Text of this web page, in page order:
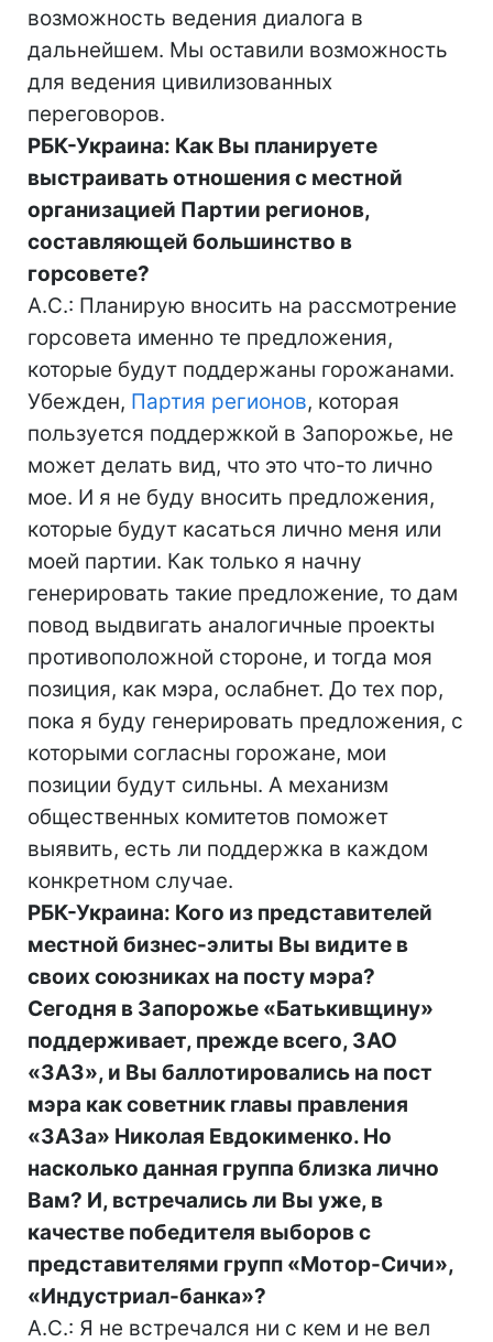
возможность ведения диалога в
дальнейшем. Мы оставили возможность
для ведения цивилизованных
переговоров.
РБК-Украина: Как Вы планируете
выстраивать отношения с местной
организацией Партии регионов,
составляющей большинство в
горсовете?
А.С.: Планирую вносить на рассмотрение
горсовета именно те предложения,
которые будут поддержаны горожанами.
Убежден, Партия регионов, которая
пользуется поддержкой в Запорожье, не
может делать вид, что это что-то лично
мое. И я не буду вносить предложения,
которые будут касаться лично меня или
моей партии. Как только я начну
генерировать такие предложение, то дам
повод выдвигать аналогичные проекты
противоположной стороне, и тогда моя
позиция, как мэра, ослабнет. До тех пор,
пока я буду генерировать предложения, с
которыми согласны горожане, мои
позиции будут сильны. А механизм
общественных комитетов поможет
выявить, есть ли поддержка в каждом
конкретном случае.
РБК-Украина: Кого из представителей
местной бизнес-элиты Вы видите в
своих союзниках на посту мэра?
Сегодня в Запорожье «Батькивщину»
поддерживает, прежде всего, ЗАО
«ЗАЗ», и Вы баллотировались на пост
мэра как советник главы правления
«ЗАЗа» Николая Евдокименко. Но
насколько данная группа близка лично
Вам? И, встречались ли Вы уже, в
качестве победителя выборов с
представителями групп «Мотор-Сичи»,
«Индустриал-банка»?
А.С.: Я не встречался ни с кем и не вел